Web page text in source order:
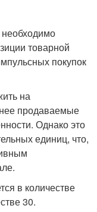
товарной
покупок
на
продаваемые
Однако это
единиц, что,
в количестве
30.